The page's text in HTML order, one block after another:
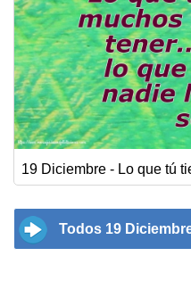
19 Diciembre - Lo que tú
Todos 19